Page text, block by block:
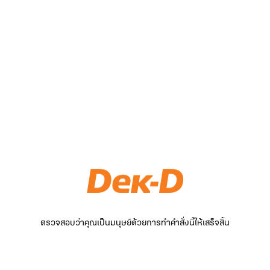
ตรวจสอบว่าคุณเป็นมนุษย์ด้วยการทำคำสั่งนี้ให้เสร็จสิ้น